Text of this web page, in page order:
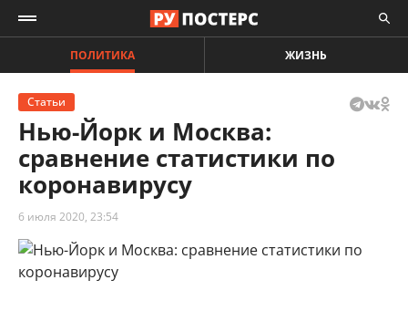
ПОЛИТИКА ЖИЗНЬ
Статьи
Нью-Йорк и Москва:
сравнение статистики по
коронавирусу
6 июля 2020, 23:54